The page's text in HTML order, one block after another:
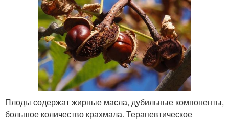
Плоды содержат жирные масла, дубильные компоненты,
большое количество крахмала. Терапевтическое